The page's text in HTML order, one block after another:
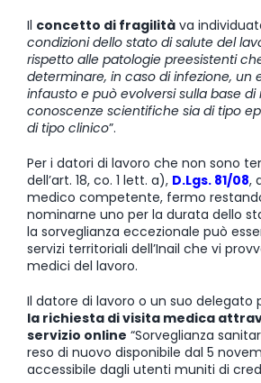
Il concetto di fragilità va
condizioni dello stato di salute del
rispetto alle patologie preesistenti
determinare, in caso di infezione, un
infausto e può evolversi sulla base di
conoscenze scientifiche sia di tipo
di tipo clinico”.
Per i datori di lavoro che non sono
dell’art. 18, co. 1 lett. a), D.Lgs. 81/08,
medico competente, fermo
nominarne uno per la durata dello
la sorveglianza eccezionale può
servizi territoriali dell’Inail che vi
medici del lavoro.
Il datore di lavoro o un suo delegato
la richiesta di visita medica
servizio online “Sorveglianza
reso di nuovo disponibile dal 5
accessibile dagli utenti muniti di